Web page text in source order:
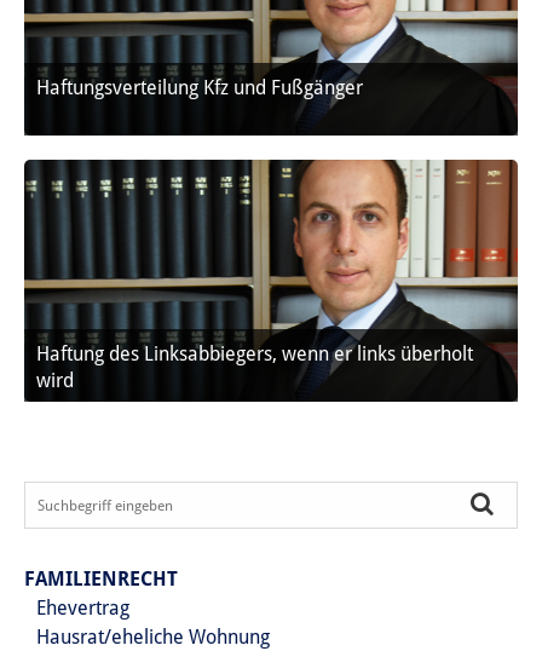
Haftungsverteilung Kfz und Fußgänger
Haftung des Linksabbiegers, wenn er links überholt
wird
FAMILIENRECHT
Ehevertrag
Hausrat/eheliche Wohnung